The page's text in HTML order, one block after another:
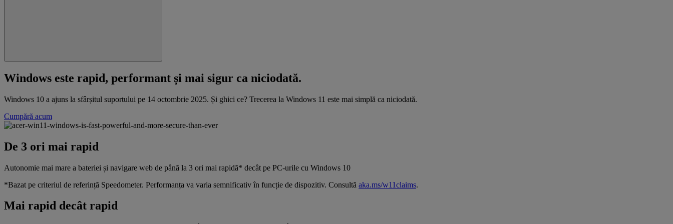
Windows este rapid, performant și mai sigur ca niciodată.
Windows 10 a ajuns la sfârșitul suportului pe 14 octombrie 2025. Și ghici ce? Trecerea la Windows 11 este mai simplă ca niciodată.
Cumpără acum
De 3 ori mai rapid
Autonomie mai mare a bateriei și navigare web de până la 3 ori mai rapidă* decât pe PC-urile cu Windows 10
*Bazat pe criteriul de referință Speedometer. Performanța va varia semnificativ în funcție de dispozitiv. Consultă aka.ms/w11claims.
Mai rapid decât rapid